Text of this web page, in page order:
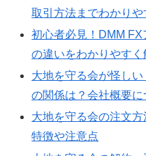
取引方法までわかりや
初心者必見！DMM
の違いをわかりやすく
大地を守る会が怪し
の関係は？会社概要に
大地を守る会の注文
特徴や注意点